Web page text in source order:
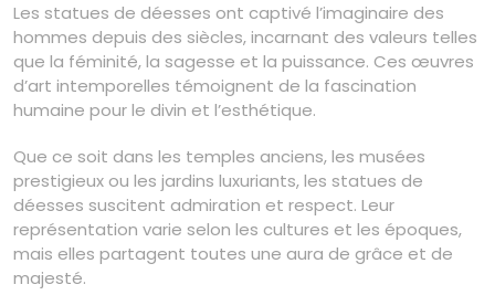
Les statues de déesses ont captivé l’imaginaire des
hommes depuis des siècles, incarnant des valeurs telles
que la féminité, la sagesse et la puissance. Ces œuvres
d’art intemporelles témoignent de la fascination
humaine pour le divin et l’esthétique.
Que ce soit dans les temples anciens, les musées
prestigieux ou les jardins luxuriants, les statues de
déesses suscitent admiration et respect. Leur
représentation varie selon les cultures et les époques,
mais elles partagent toutes une aura de grâce et de
majesté.